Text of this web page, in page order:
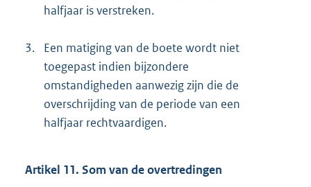
halfjaar is verstreken.
3.
Een matiging van de boete wordt niet
toegepast indien bijzondere
omstandigheden aanwezig zijn die de
overschrijding van de periode van een
halfjaar rechtvaardigen.
Artikel 11. Som van de overtredingen